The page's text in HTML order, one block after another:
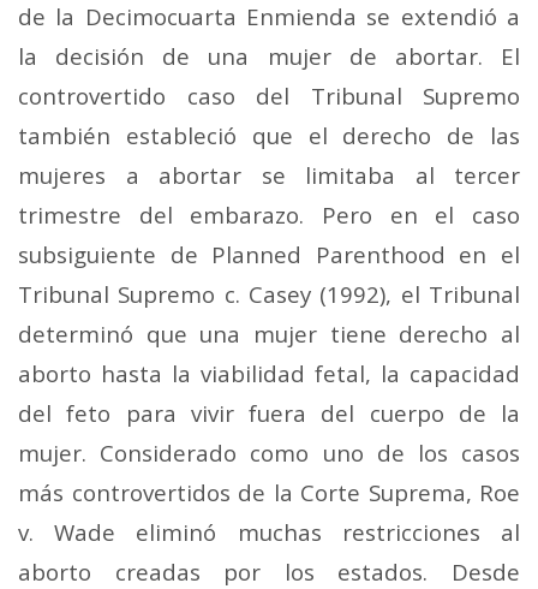
de la Decimocuarta Enmienda se extendió a
la decisión de una mujer de abortar. El
controvertido caso del Tribunal Supremo
también estableció que el derecho de las
mujeres a abortar se limitaba al tercer
trimestre del embarazo. Pero en el caso
subsiguiente de Planned Parenthood en el
Tribunal Supremo c. Casey (1992), el Tribunal
determinó que una mujer tiene derecho al
aborto hasta la viabilidad fetal, la capacidad
del feto para vivir fuera del cuerpo de la
mujer. Considerado como uno de los casos
más controvertidos de la Corte Suprema, Roe
v. Wade eliminó muchas restricciones al
aborto creadas por los estados. Desde